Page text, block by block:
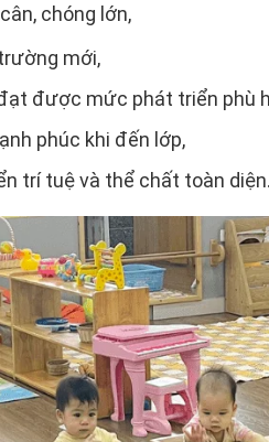
chóng lớn,
mới,
được mức phát triển phù
phúc khi đến lớp,
trí tuệ và thể chất toàn diện.